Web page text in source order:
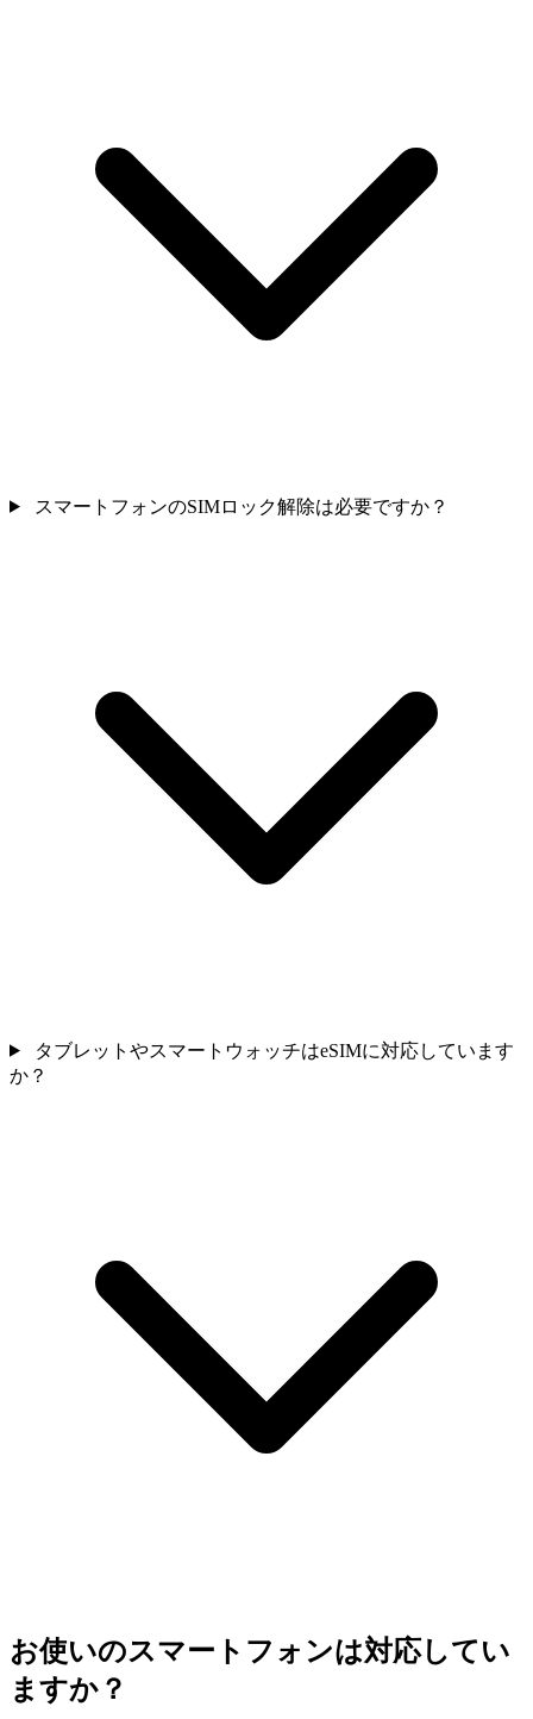
スマートフォンのSIMロック解除は必要ですか？
タブレットやスマートウォッチはeSIMに対応しています
か？
お使いのスマートフォンは対応してい
ますか？